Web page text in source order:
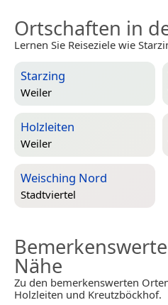
Ortschaften in
Lernen Sie Reiseziele wie
Starzing
Weiler
Holzleiten
Weiler
Weisching Nord
Stadtviertel
Nähe
Zu den bemerkenswerten
Holzleiten und Kreutzböckhof.